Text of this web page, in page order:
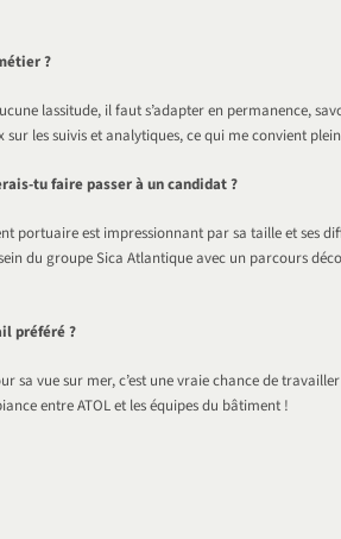
?
lassitude, il faut s’adapter en permanence,
les suivis et analytiques, ce qui me convient
tu faire passer à un candidat ?
portuaire est impressionnant par sa taille et ses
du groupe Sica Atlantique avec un parcours
préféré ?
sa vue sur mer, c’est une vraie chance de
entre ATOL et les équipes du bâtiment !